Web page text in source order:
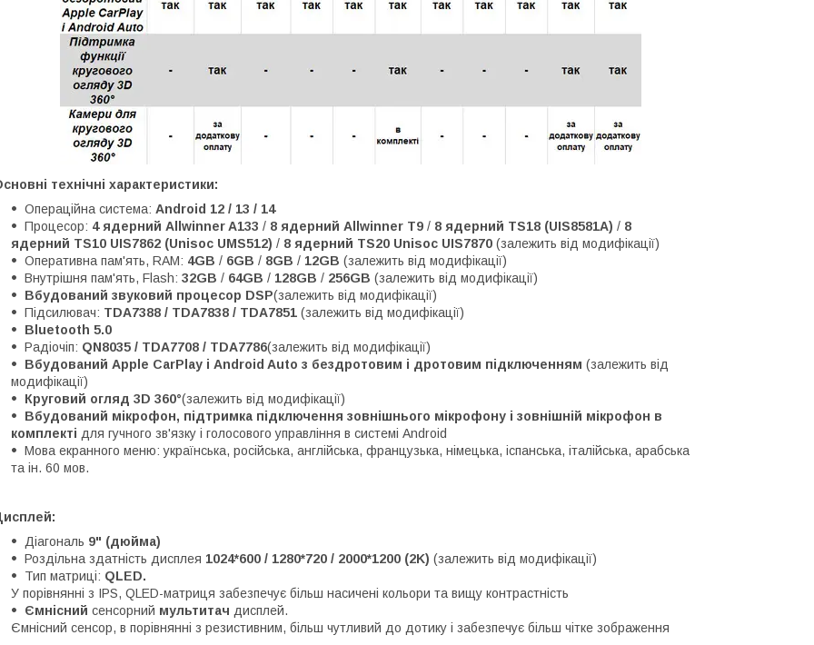
технічні характеристики:
Операційна система: Android 12 / 13 / 14
Процесор: 4 ядерний Allwinner A133 / 8 ядерний Allwinner T9 / 8 ядерний TS18 (UIS8581A) / 8
ядерний TS10 UIS7862 (Unisoc UMS512) / 8 ядерний TS20 Unisoc UIS7870 (залежить від модифікації)
Оперативна пам'ять, RAM: 4GB / 6GB / 8GB / 12GB (залежить від модифікації)
Внутрішня пам'ять, Flash: 32GB / 64GB / 128GB / 256GB (залежить від модифікації)
Вбудований звуковий процесор DSP(залежить від модифікації)
Підсилювач: TDA7388 / TDA7838 / TDA7851 (залежить від модифікації)
Bluetooth 5.0
Радіочіп: QN8035 / TDA7708 / TDA7786(залежить від модифікації)
Вбудований Apple CarPlay і Android Auto з бездротовим і дротовим підключенням (залежить від
модифікації)
Круговий огляд 3D 360°(залежить від модифікації)
Вбудований мікрофон, підтримка підключення зовнішнього мікрофону і зовнішній мікрофон в
комплекті для гучного зв'язку і голосового управління в системі Android
Мова екранного меню: українська, російська, англійська, французька, німецька, іспанська, італійська, арабська
та ін. 60 мов.
Діагональ 9" (дюйма)
Роздільна здатність дисплея 1024*600 / 1280*720 / 2000*1200 (2K) (залежить від модифікації)
Тип матриці: QLED.
У порівнянні з IPS, QLED-матриця забезпечує більш насичені кольори та вищу контрастність
Ємнісний сенсорний мультитач дисплей.
Ємнісний сенсор, в порівнянні з резистивним, більш чутливий до дотику і забезпечує більш чітке зображення